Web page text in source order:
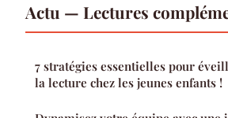
Actu — Lectures
7 stratégies essentielles pour
la lecture chez les jeunes enfants !